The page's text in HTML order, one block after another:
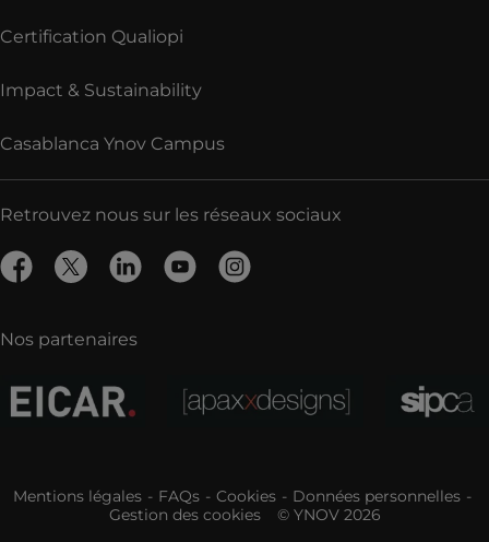
Certification Qualiopi
Impact & Sustainability
Casablanca Ynov Campus
Retrouvez nous sur les réseaux sociaux
Nos partenaires
Mentions légales FAQs Cookies
Données personnelles
Gestion des cookies
© YNOV 2026